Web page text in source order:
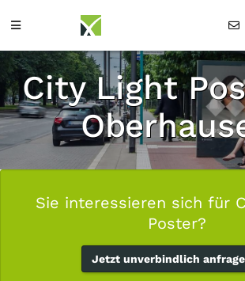
City Light
Sie interessieren sich für
Poster?
Jetzt unverbindlich